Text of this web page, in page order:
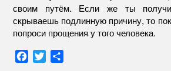
своим путём. Если же ты
скрываешь подлинную причину, то
попроси прощения у того человека.